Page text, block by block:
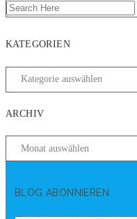
KATEGORIEN
ARCHIV
BLOG ABONNIEREN